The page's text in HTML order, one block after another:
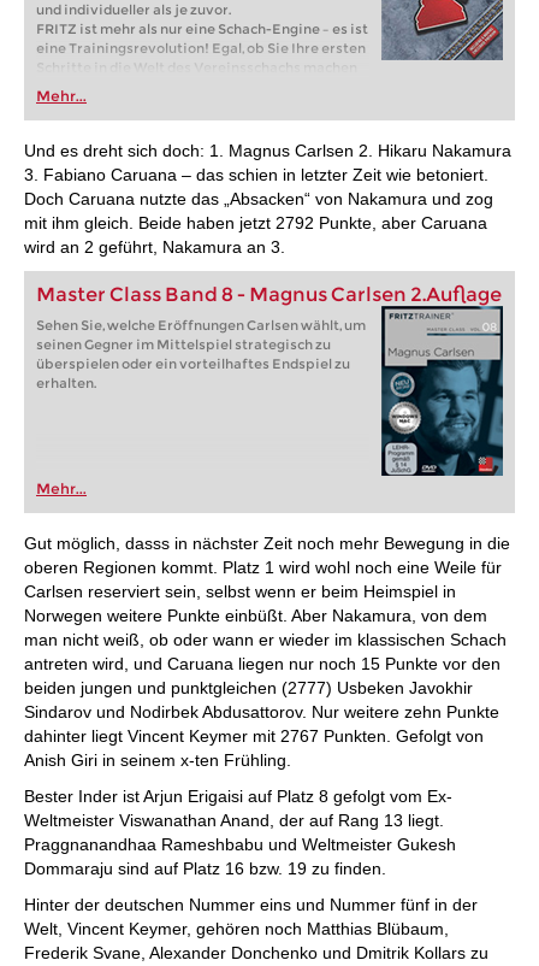
und individueller als je zuvor.
FRITZ ist mehr als nur eine Schach-Engine – es ist
eine Trainingsrevolution! Egal, ob Sie Ihre ersten
Schritte in die Welt des Vereinsschachs machen
oder bereits auf Turnierniveau spielen: Mit
FRITZ trainieren Sie effizienter, intelligenter und
individueller als je zuvor.
Mehr...
Und es dreht sich doch: 1. Magnus Carlsen 2. Hikaru Nakamura
3. Fabiano Caruana – das schien in letzter Zeit wie betoniert.
Doch Caruana nutzte das „Absacken“ von Nakamura und zog
mit ihm gleich. Beide haben jetzt 2792 Punkte, aber Caruana
wird an 2 geführt, Nakamura an 3.
Master Class Band 8 - Magnus Carlsen 2.Auflage
Sehen Sie, welche Eröffnungen Carlsen wählt, um
seinen Gegner im Mittelspiel strategisch zu
überspielen oder ein vorteilhaftes Endspiel zu
erhalten.
Mehr...
Gut möglich, dasss in nächster Zeit noch mehr Bewegung in die
oberen Regionen kommt. Platz 1 wird wohl noch eine Weile für
Carlsen reserviert sein, selbst wenn er beim Heimspiel in
Norwegen weitere Punkte einbüßt. Aber Nakamura, von dem
man nicht weiß, ob oder wann er wieder im klassischen Schach
antreten wird, und Caruana liegen nur noch 15 Punkte vor den
beiden jungen und punktgleichen (2777) Usbeken Javokhir
Sindarov und Nodirbek Abdusattorov. Nur weitere zehn Punkte
dahinter liegt Vincent Keymer mit 2767 Punkten. Gefolgt von
Anish Giri in seinem x-ten Frühling.
Bester Inder ist Arjun Erigaisi auf Platz 8 gefolgt vom Ex-
Weltmeister Viswanathan Anand, der auf Rang 13 liegt.
Praggnanandhaa Rameshbabu und Weltmeister Gukesh
Dommaraju sind auf Platz 16 bzw. 19 zu finden.
Hinter der deutschen Nummer eins und Nummer fünf in der
Welt, Vincent Keymer, gehören noch Matthias Blübaum,
Frederik Svane, Alexander Donchenko und Dmitrik Kollars zu